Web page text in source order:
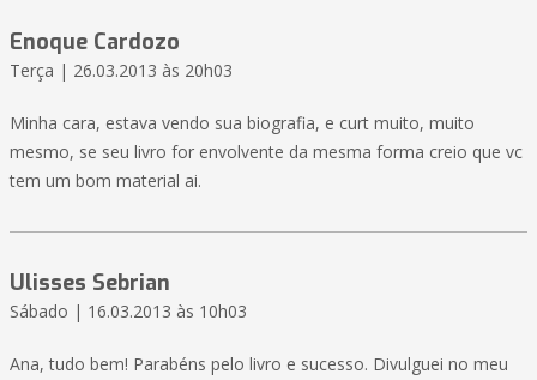
Enoque Cardozo
Terça | 26.03.2013 às 20h03
Minha cara, estava vendo sua biografia, e curt muito, muito
mesmo, se seu livro for envolvente da mesma forma creio que vc
tem um bom material ai.
Ulisses Sebrian
Sábado | 16.03.2013 às 10h03
Ana, tudo bem! Parabéns pelo livro e sucesso. Divulguei no meu